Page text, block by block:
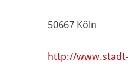
50667 Köln
http://www.stadt-